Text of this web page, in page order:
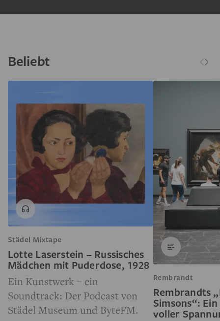
Beliebt
Städel Mixtape
Lotte Laserstein – Russisches
Mädchen mit Puderdose, 1928
Ein Kunstwerk – ein
Soundtrack: Der Podcast von
Städel Museum und ByteFM.
Rembrandt
Rembrandts
Simsons“:
voller